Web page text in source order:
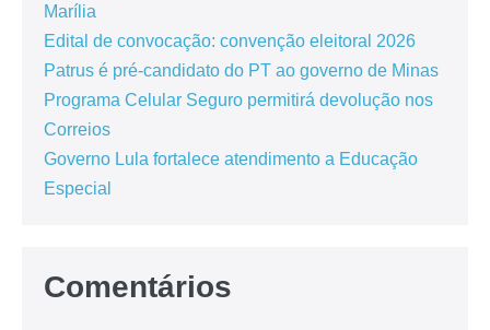
Marília
Edital de convocação: convenção eleitoral 2026
Patrus é pré-candidato do PT ao governo de Minas
Programa Celular Seguro permitirá devolução nos
Correios
Governo Lula fortalece atendimento a Educação
Especial
Comentários